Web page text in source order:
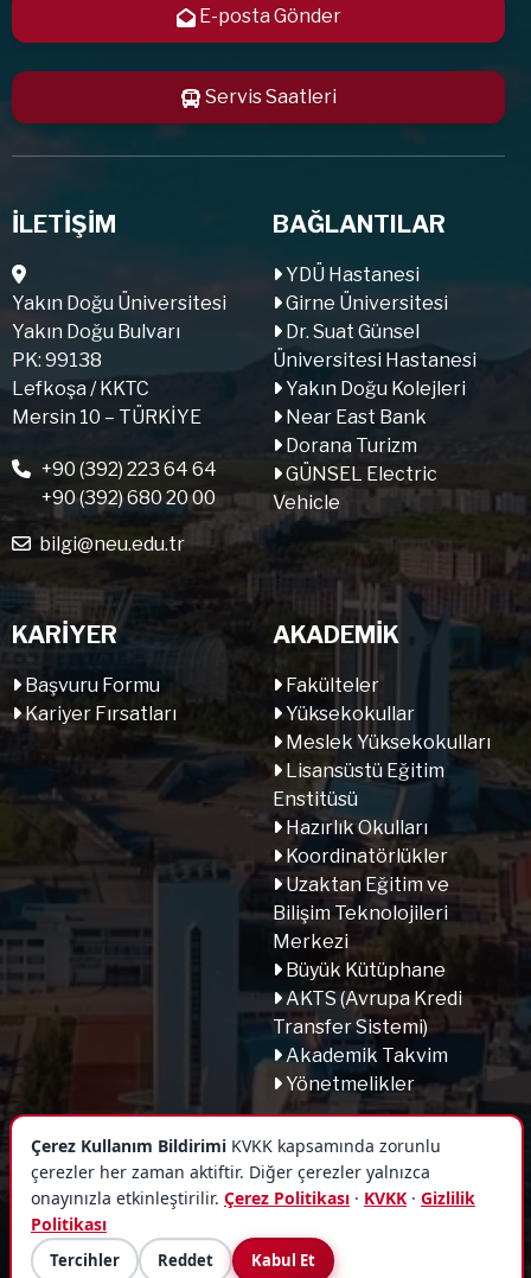
E-posta Gönder
Servis Saatleri
İLETİŞİM
Yakın Doğu Üniversitesi
Yakın Doğu Bulvarı
PK: 99138
Lefkoşa / KKTC
Mersin 10 – TÜRKİYE
+90 (392) 223 64 64
+90 (392) 680 20 00
bilgi@neu.edu.tr
BAĞLANTILAR
YDÜ Hastanesi
Girne Üniversitesi
Dr. Suat Günsel
Üniversitesi Hastanesi
Yakın Doğu Kolejleri
Near East Bank
Dorana Turizm
GÜNSEL Electric
Vehicle
KARİYER
Başvuru Formu
Kariyer Fırsatları
AKADEMİK
Fakülteler
Yüksekokullar
Meslek Yüksekokulları
Lisansüstü Eğitim
Enstitüsü
Hazırlık Okulları
Koordinatörlükler
Uzaktan Eğitim ve
Bilişim Teknolojileri
Merkezi
Büyük Kütüphane
AKTS (Avrupa Kredi
Transfer Sistemi)
Akademik Takvim
Yönetmelikler
Çerez Kullanım Bildirimi KVKK kapsamında zorunlu
çerezler her zaman aktiftir. Diğer çerezler yalnızca
onayınızla etkinleştirilir. Çerez Politikası · KVKK · Gizlilik
Politikası
Tercihler Reddet Kabul Et